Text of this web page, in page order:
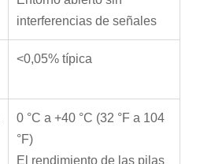
interferencias de señales
<0,05% típica
0 °C a +40 °C (32 °F a 104
°F)
El rendimiento de las pilas